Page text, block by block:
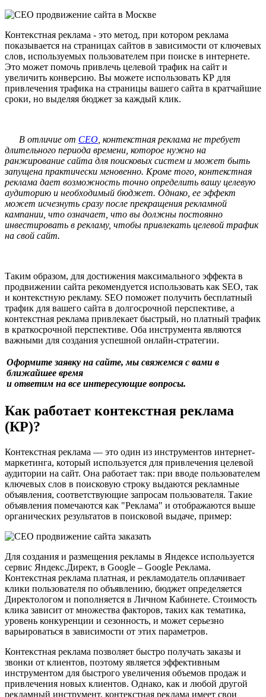
Контекстная реклама - это метод, при котором реклама
показывается на страницах сайтов в зависимости от ключевых
слов, используемых пользователем при поиске в интернете.
Это может помочь привлечь целевой трафик на сайт и
увеличить конверсию. Вы можете использовать КР для
привлечения трафика на страницы вашего сайта в кратчайшие
сроки, но выделяя бюджет за каждый клик.
В отличие от СЕО , контекстная реклама не требует
длительного периода времени, которое нужно на
ранжирование сайта для поисковых систем и может быть
запущена практически мгновенно. Кроме того, контекстная
реклама дает возможность точно определить вашу целевую
аудиторию и необходимый бюджет. Однако, ее эффект
может исчезнуть сразу после прекращения рекламной
кампании, что означает, что вы должны постоянно
инвестировать в рекламу, чтобы привлекать целевой трафик
на свой сайт.
Таким образом, для достижения максимального эффекта в
продвижении сайта рекомендуется использовать как SEO, так
и контекстную рекламу. SEO поможет получить бесплатный
трафик для вашего сайта в долгосрочной перспективе, а
контекстная реклама привлекает быстрый, но платный трафик
в краткосрочной перспективе. Оба инструмента являются
важными для создания успешной онлайн-стратегии.
Оформите заявку на сайте, мы свяжемся с вами в
ближайшее время
и ответим на все интересующие вопросы.
Как работает контекстная реклама
(КР)?
Контекстная реклама — это один из инструментов интернет-
маркетинга, который используется для привлечения целевой
аудитории на сайт. Она работает так: при вводе пользователем
ключевых слов в поисковую строку выдаются рекламные
объявления, соответствующие запросам пользователя. Такие
объявления помечаются как "Реклама" и отображаются выше
органических результатов в поисковой выдаче, пример:
Для создания и размещения рекламы в Яндексе используется
сервис Яндекс.Директ, в Google – Google Реклама.
Контекстная реклама платная, и рекламодатель оплачивает
клики пользователя по объявлению, бюджет определяется
Директологом и пополняется в Личном Кабинете. Стоимость
клика зависит от множества факторов, таких как тематика,
уровень конкуренции и сезонность, и может серьезно
варьироваться в зависимости от этих параметров.
Контекстная реклама позволяет быстро получать заказы и
звонки от клиентов, поэтому является эффективным
инструментом для быстрого увеличения объемов продаж и
привлечения новых клиентов. Однако, как и любой другой
рекламный инструмент, контекстная реклама имеет свои